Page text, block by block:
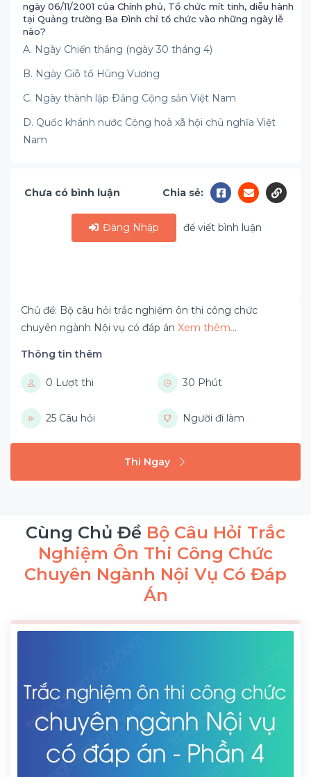
ngày 06/11/2001 của Chính phủ, Tổ chức mít tinh, diễu hành
tại Quảng trường Ba Ðình chỉ tổ chức vào những ngày lễ
nào?
A. Ngày Chiến thắng (ngày 30 tháng 4)
B. Ngày Giỗ tổ Hùng Vương
C. Ngày thành lập Ðảng Cộng sản Việt Nam
D. Quốc khánh nước Cộng hoà xã hội chủ nghĩa Việt
Nam
Chưa có bình luận Chia sẻ:
Đăng Nhập để viết bình luận
Chủ đề: Bộ câu hỏi trắc nghiệm ôn thi công chức
chuyên ngành Nội vụ có đáp án Xem thêm...
Thông tin thêm
0 Lượt thi 30 Phút
25 Câu hỏi Người đi làm
Thi Ngay
Cùng Chủ Đề Bộ Câu Hỏi Trắc
Nghiệm Ôn Thi Công Chức
Chuyên Ngành Nội Vụ Có Đáp
Án